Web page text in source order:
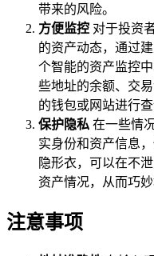
带来的风险。
方便监控 对于投资
的资产动态，通过
个智能的资产监控
些地址的余额、交
的钱包或网站进行
保护隐私 在一些情
实身份和资产信息
隐形衣，可以在不
资产情况，从而巧
注意事项